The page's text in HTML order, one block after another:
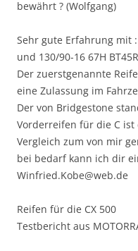
bewährt ? (Wolfgang)
Sehr gute Erfahrung mit
und 130/90-16 67H
Der zuerstgenannte
eine Zulassung im
Der von Bridgestone
Vorderreifen für die C ist
Vergleich zum von mir
bei bedarf kann ich dir
Winfried.Kobe@web.de
Reifen für die CX 500
Testbericht aus